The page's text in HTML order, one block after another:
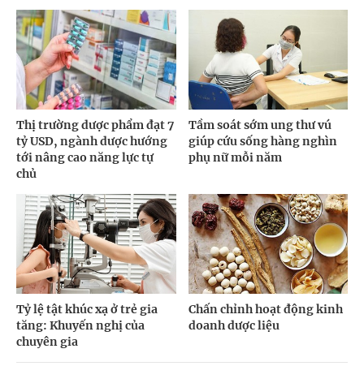
Thị trường dược phẩm đạt 7
tỷ USD, ngành dược hướng
tới nâng cao năng lực tự
chủ
Tầm soát sớm ung thư vú
giúp cứu sống hàng nghìn
phụ nữ mỗi năm
Tỷ lệ tật khúc xạ ở trẻ gia
tăng: Khuyến nghị của
chuyên gia
Chấn chỉnh hoạt động kinh
doanh dược liệu